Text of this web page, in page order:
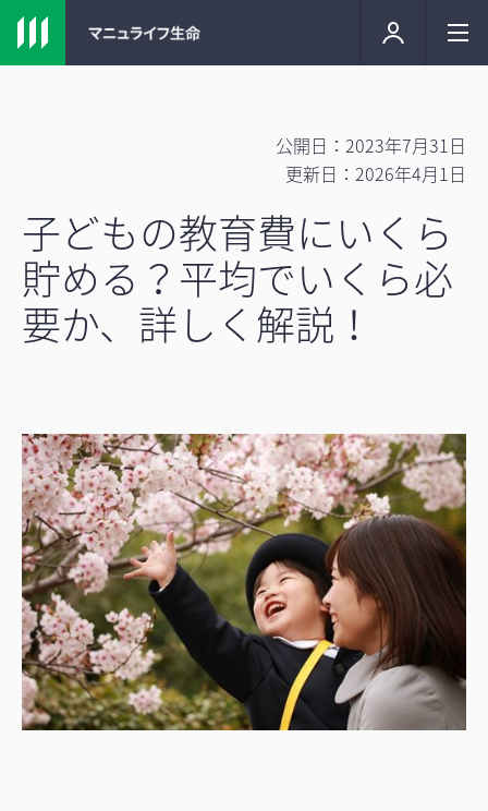
公開日：2023年7月31日
更新日：2026年4月1日
子どもの教育費にいくら
貯める？平均でいくら必
要か、詳しく解説！